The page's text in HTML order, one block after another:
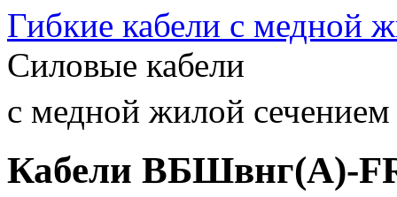
Гибкие кабели с медной
Силовые кабели
с медной жилой
Кабели ВБШвнг(А)-